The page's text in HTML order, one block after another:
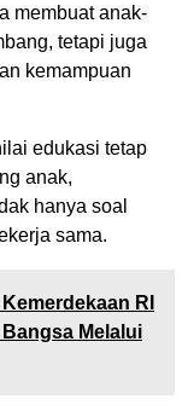
membuat anak-
tetapi juga
kemampuan
edukasi tetap
anak,
hanya soal
sama.
RI
Melalui